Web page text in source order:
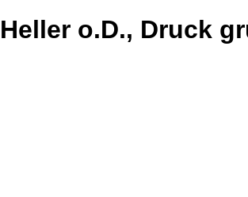
o.D., Druck